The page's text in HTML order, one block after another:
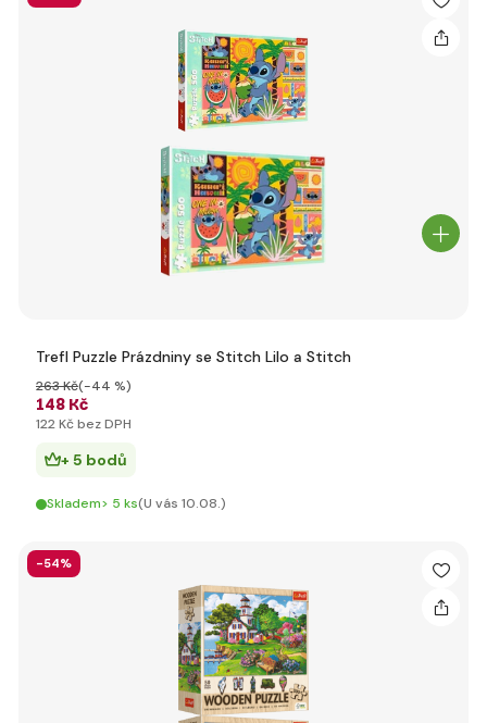
Trefl Puzzle Prázdniny se Stitch Lilo a Stitch
148 Kč
263 Kč(-44 %)
122 Kč bez DPH
+ 5 bodů
Skladem> 5 ks(U vás 10.08.)
-54%